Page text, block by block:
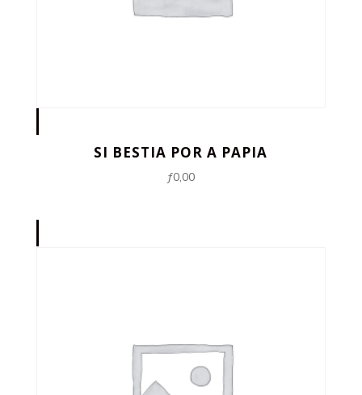
SI BESTIA POR A PAPIA
ƒ0,00